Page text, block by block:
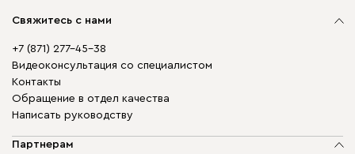
Свяжитесь с нами
+7 (871) 277-45-38
Видеоконсультация со специалистом
Контакты
Обращение в отдел качества
Написать руководству
Партнерам